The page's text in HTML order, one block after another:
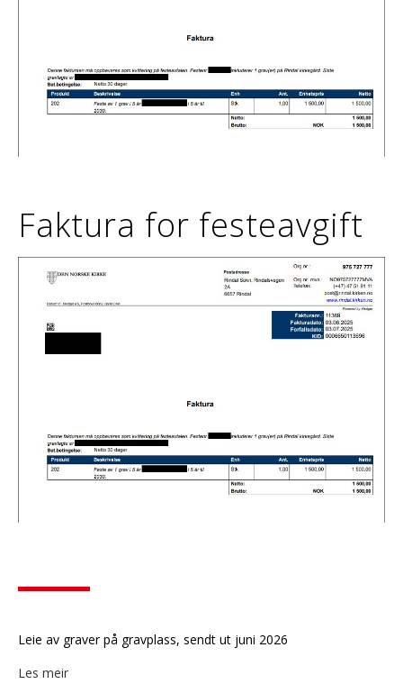
Faktura for festeavgift
Leie av graver på gravplass, sendt ut juni 2026
Les meir